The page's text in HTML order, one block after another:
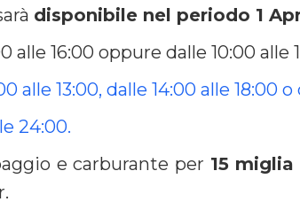
disponibile nel periodo 1
alle 16:00 oppure dalle 10:00 alle
alle 13:00, dalle 14:00 alle 18:00
24:00.
e carburante per 15